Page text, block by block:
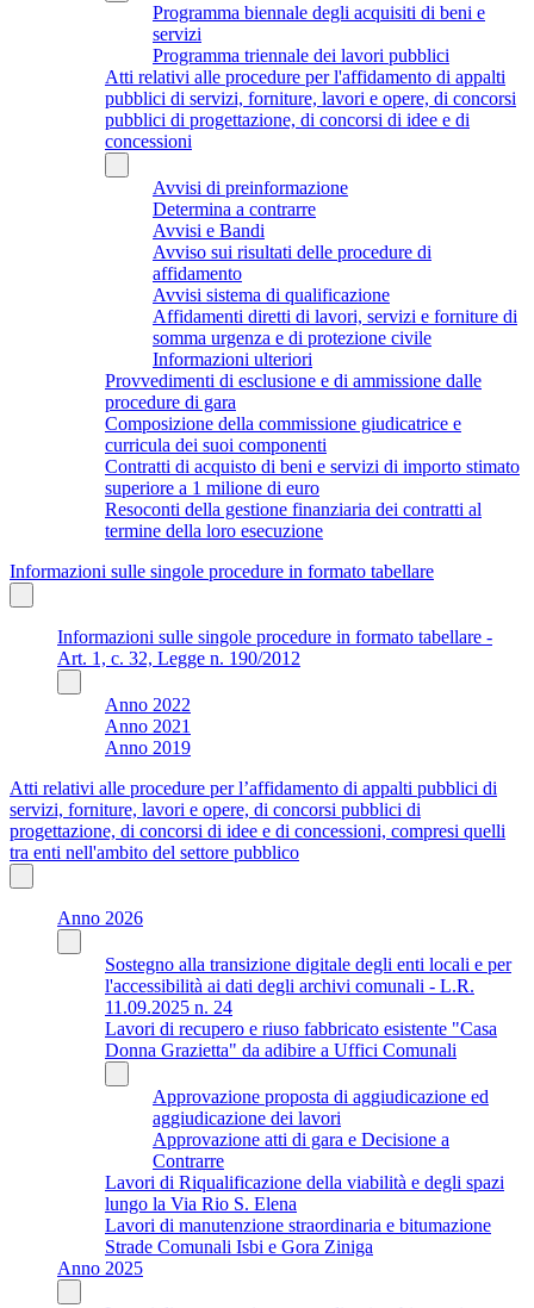
Programma biennale degli acquisiti di beni e
servizi
Programma triennale dei lavori pubblici
Atti relativi alle procedure per l'affidamento di appalti
pubblici di servizi, forniture, lavori e opere, di concorsi
pubblici di progettazione, di concorsi di idee e di
concessioni
Avvisi di preinformazione
Determina a contrarre
Avvisi e Bandi
Avviso sui risultati delle procedure di
affidamento
Avvisi sistema di qualificazione
Affidamenti diretti di lavori, servizi e forniture di
somma urgenza e di protezione civile
Informazioni ulteriori
Provvedimenti di esclusione e di ammissione dalle
procedure di gara
Composizione della commissione giudicatrice e
curricula dei suoi componenti
Contratti di acquisto di beni e servizi di importo stimato
superiore a 1 milione di euro
Resoconti della gestione finanziaria dei contratti al
termine della loro esecuzione
Informazioni sulle singole procedure in formato tabellare
Informazioni sulle singole procedure in formato tabellare -
Art. 1, c. 32, Legge n. 190/2012
Anno 2022
Anno 2021
Anno 2019
Atti relativi alle procedure per l’affidamento di appalti pubblici di
servizi, forniture, lavori e opere, di concorsi pubblici di
progettazione, di concorsi di idee e di concessioni, compresi quelli
tra enti nell'ambito del settore pubblico
Anno 2026
Sostegno alla transizione digitale degli enti locali e per
l'accessibilità ai dati degli archivi comunali - L.R.
11.09.2025 n. 24
Lavori di recupero e riuso fabbricato esistente "Casa
Donna Grazietta" da adibire a Uffici Comunali
Approvazione proposta di aggiudicazione ed
aggiudicazione dei lavori
Approvazione atti di gara e Decisione a
Contrarre
Lavori di Riqualificazione della viabilità e degli spazi
lungo la Via Rio S. Elena
Lavori di manutenzione straordinaria e bitumazione
Strade Comunali Isbi e Gora Ziniga
Anno 2025